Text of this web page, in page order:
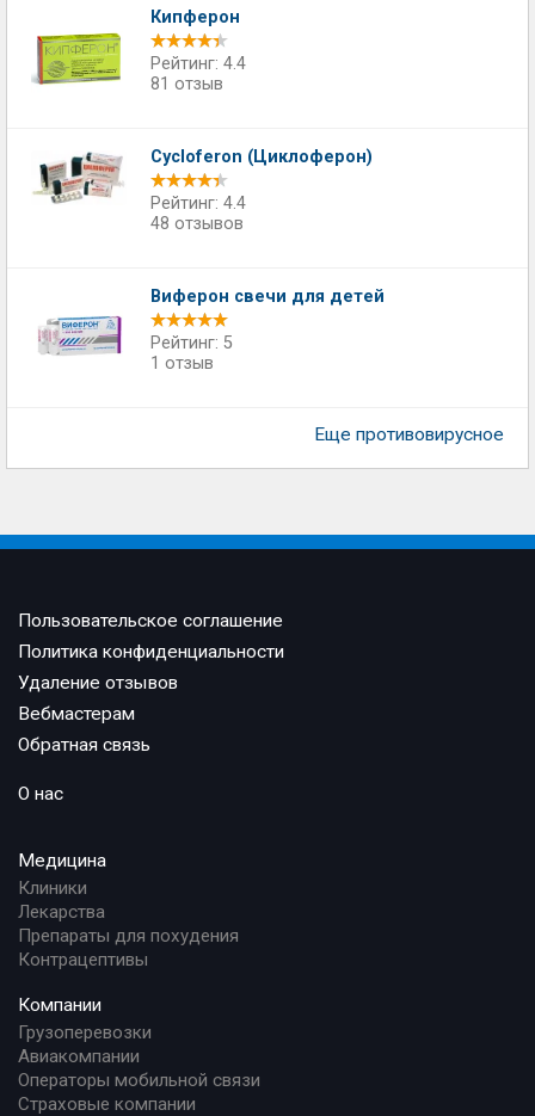
Кипферон
Рейтинг: 4.4
81 отзыв
Cycloferon (Циклоферон)
Рейтинг: 4.4
48 отзывов
Виферон свечи для детей
Рейтинг: 5
1 отзыв
Еще противовирусное
Пользовательское соглашение
Политика конфиденциальности
Удаление отзывов
Вебмастерам
Обратная связь
О нас
Медицина
Клиники
Лекарства
Препараты для похудения
Контрацептивы
Компании
Грузоперевозки
Авиакомпании
Операторы мобильной связи
Страховые компании